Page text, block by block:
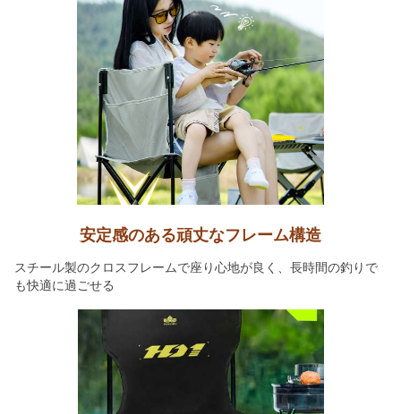
安定感のある頑丈なフレーム構造
スチール製のクロスフレームで座り心地が良く、長時間の釣りで
も快適に過ごせる